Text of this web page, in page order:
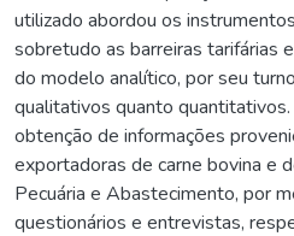
utilizado abordou os
sobretudo as barreiras tarifárias
do modelo analítico, por seu
qualitativos quanto
obtenção de informações
exportadoras de carne bovina e
Pecuária e Abastecimento, por
questionários e entrevistas,